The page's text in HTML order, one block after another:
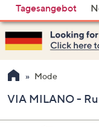
du
heute?
Vorschläge
verfügbar
sind,
verwenden
Sie
Pfeiltasten
nach
Tagesangebot
Mode
VIA MILANO -